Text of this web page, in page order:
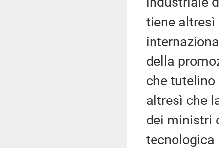
tiene
della
che
altresì che
dei ministri
tecnologica